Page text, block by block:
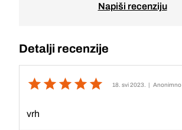
Napiši recenziju
Detalji recenzije
18. svi 2023. | Anonimno
vrh